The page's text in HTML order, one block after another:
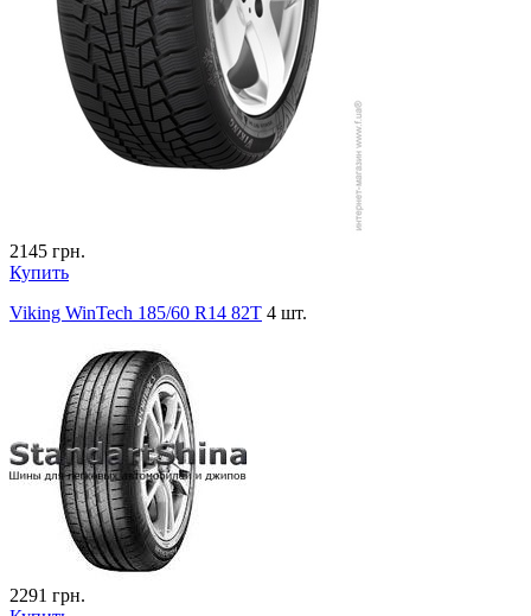
2145 грн.
Купить
Viking WinTech 185/60 R14 82T 4 шт.
2291 грн.